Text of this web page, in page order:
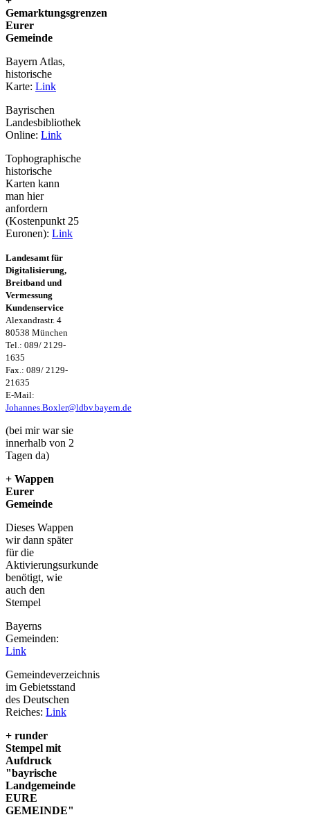
Gemarktungsgrenzen
Eurer
Gemeinde
Bayern Atlas,
historische
Karte: Link
Bayrischen
Landesbibliothek
Online: Link
Tophographische
historische
Karten kann
man hier
anfordern
(Kostenpunkt 25
Euronen): Link
Landesamt für
Digitalisierung,
Breitband und
Vermessung
Kundenservice
Alexandrastr. 4
80538 München
Tel.: 089/ 2129-
1635
Fax.: 089/ 2129-
21635
E-Mail:
Johannes.Boxler@ldbv.bayern.de
(bei mir war sie
innerhalb von 2
Tagen da)
+ Wappen
Eurer
Gemeinde
Dieses Wappen
wir dann später
für die
Aktivierungsurkunde
benötigt, wie
auch den
Stempel
Bayerns
Gemeinden:
Link
Gemeindeverzeichnis
im Gebietsstand
des Deutschen
Reiches: Link
+ runder
Stempel mit
Aufdruck
"bayrische
Landgemeinde
EURE
GEMEINDE"